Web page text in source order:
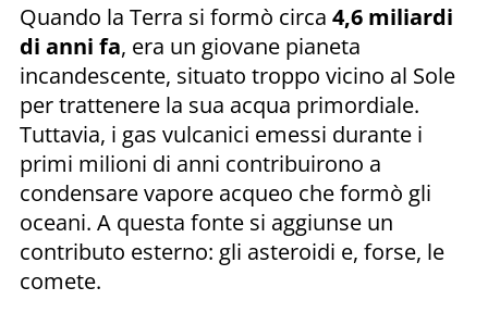
Quando la Terra si formò circa 4,6 miliardi
di anni fa, era un giovane pianeta
incandescente, situato troppo vicino al Sole
per trattenere la sua acqua primordiale.
Tuttavia, i gas vulcanici emessi durante i
primi milioni di anni contribuirono a
condensare vapore acqueo che formò gli
oceani. A questa fonte si aggiunse un
contributo esterno: gli asteroidi e, forse, le
comete.